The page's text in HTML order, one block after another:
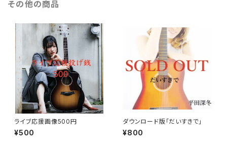
その他の商品
ライブ応援画像500円
¥500
ダウンロード版「だいすきで」
¥800